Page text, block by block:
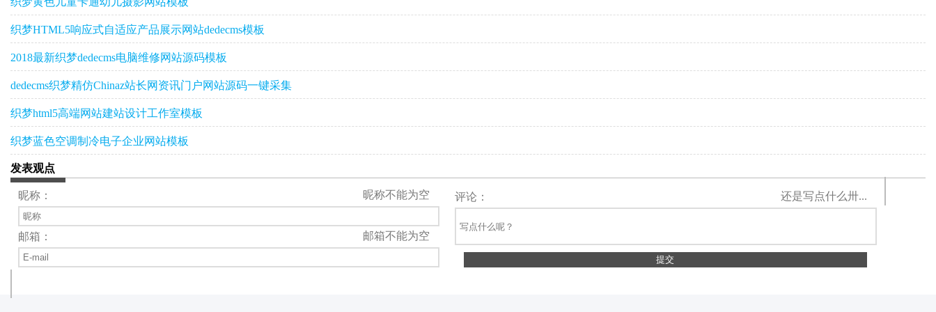
织梦HTML5响应式自适应产品展示网站dedecms模板
2018最新织梦dedecms电脑维修网站源码模板
dedecms织梦精仿Chinaz站长网资讯门户网站源码一键采集
织梦html5高端网站建站设计工作室模板
织梦蓝色空调制冷电子企业网站模板
发表观点
昵称： 昵称不能为空
邮箱： 邮箱不能为空
评论： 还是写点什么卅...